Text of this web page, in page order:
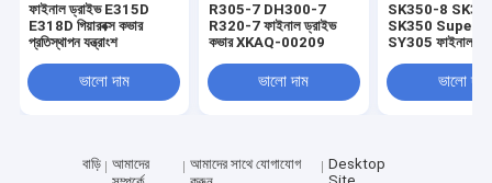
ফাইনাল ড্রাইভ E315D
E318D গিয়ারবক্স কভার
প্রতিস্থাপন যন্ত্রাংশ
ভালো দাম
R305-7 DH300-7
R320-7 ফাইনাল ড্রাইভ
কভার XKAQ-00209
ভালো দাম
SK350-8
SK350 Super 8
SY305 ফাইনাল
ভালো দাম
বাড়ি
আমাদের
আমাদের সাথে যোগাযোগ
Desktop